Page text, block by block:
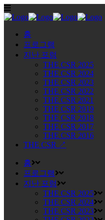
홈
프로그램
지난 포럼
THE CSR 2025
THE CSR 2024
THE CSR 2023
THE CSR 2022
THE CSR 2021
THE CSR 2019
THE CSR 2018
THE CSR 2017
THE CSR 2016
THE CSR ↗
홈
프로그램
지난 포럼
THE CSR 2025
THE CSR 2024
THE CSR 2023